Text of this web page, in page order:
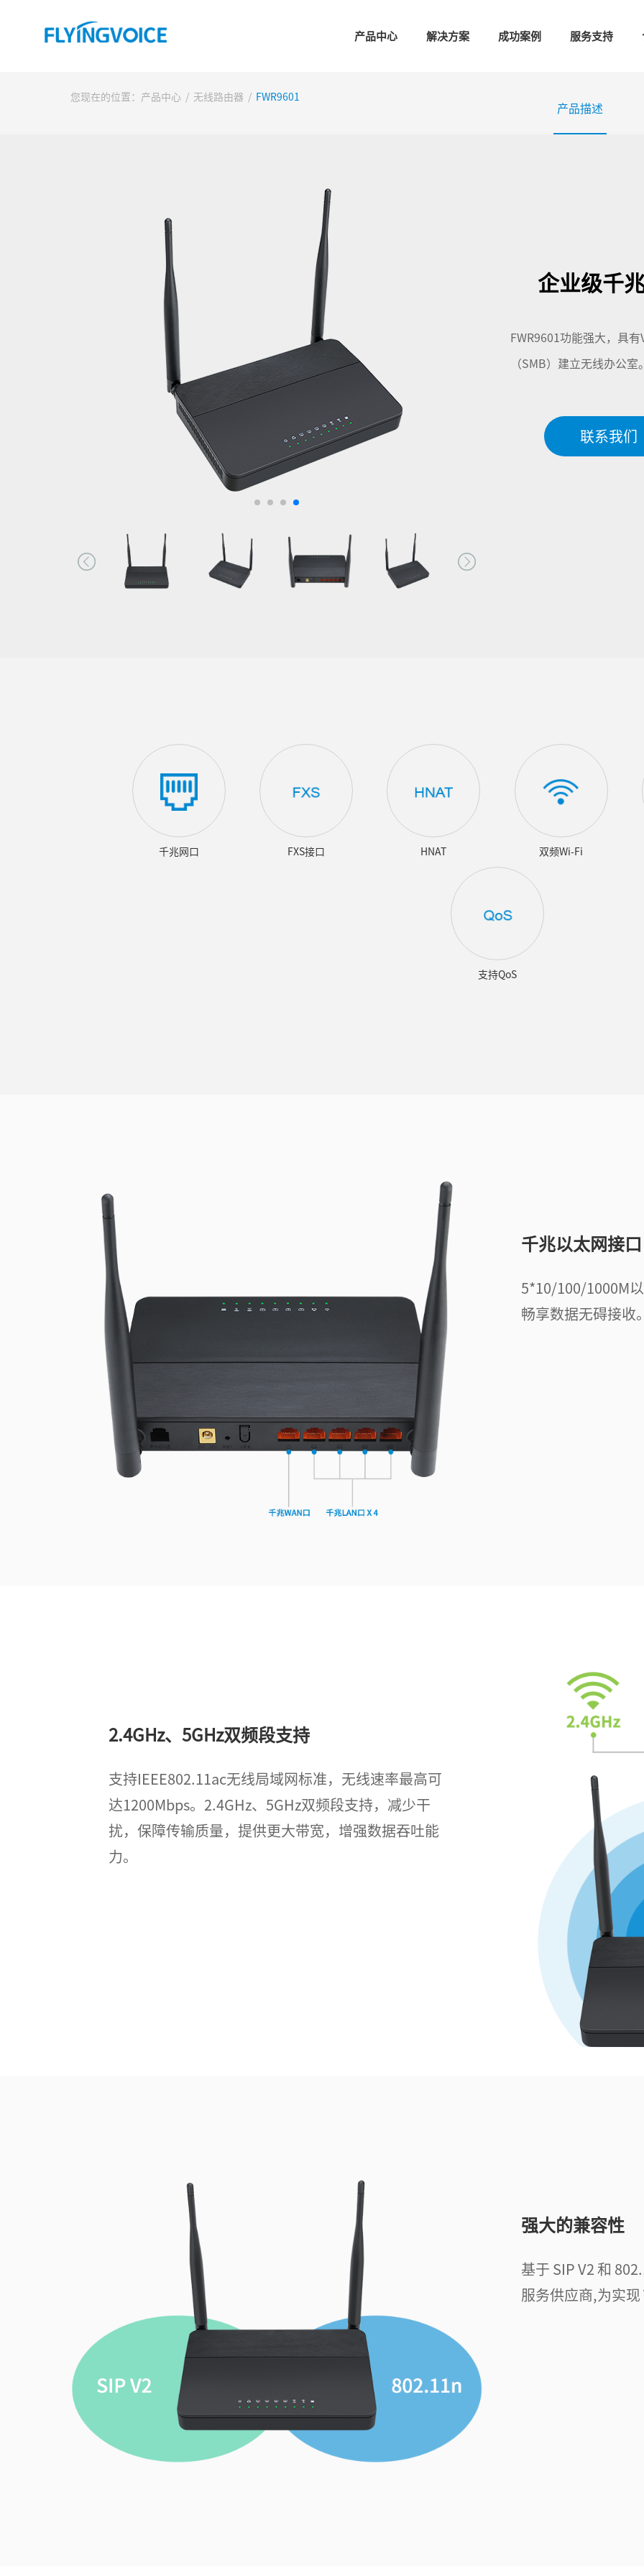
产品中心 解决方案 成功案例 服务支持
您现在的位置： 产品中心 / 无线路由器 / FWR9601
产品描述
企业级千
FWR9601功能强大，具
（SMB）建立无线办公室
联系我们
千兆网口 FXS接口 HNAT 双频Wi-Fi
支持QoS
千兆以太网接口
5*10/100/1000M
畅享数据无碍接收
2.4GHz、5GHz双频段支持
支持IEEE802.11ac无线局域网标准，无线速率最高可
达1200Mbps。2.4GHz、5GHz双频段支持，减少干
扰，保障传输质量，提供更大带宽，增强数据吞吐能
力。
强大的兼容性
基于 SIP V2 和
服务供应商,为实